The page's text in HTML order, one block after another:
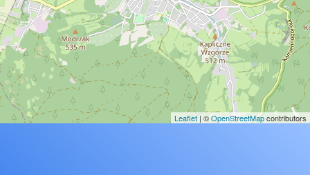
Leaflet | ©OpenStreetMapcontributors